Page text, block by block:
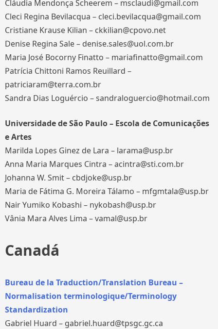
Cláudia Mendonça Scheerem – msclaudi@gmail.com
Cleci Regina Bevilacqua – cleci.bevilacqua@gmail.com
Cristiane Krause Kilian – ckkilian@cpovo.net
Denise Regina Sale – denise.sales@uol.com.br
Maria José Bocorny Finatto – mariafinatto@gmail.com
Patrícia Chittoni Ramos Reuillard –
patriciaram@terra.com.br
Sandra Dias Loguércio – sandraloguercio@hotmail.com
Universidade de São Paulo – Escola de Comunicações
e Artes
Marilda Lopes Ginez de Lara – larama@usp.br
Anna Maria Marques Cintra – acintra@sti.com.br
Johanna W. Smit – cbdjoke@usp.br
Maria de Fátima G. Moreira Tálamo – mfgmtala@usp.br
Nair Yumiko Kobashi – nykobash@usp.br
Vânia Mara Alves Lima – vamal@usp.br
Canadá
Bureau de la Traduction/Translation Bureau –
Normalisation terminologique/Terminology
Standardization
Gabriel Huard – gabriel.huard@tpsgc.gc.ca